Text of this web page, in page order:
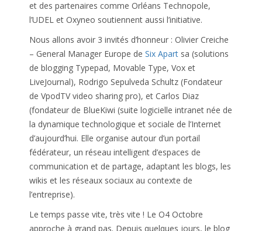
et des partenaires comme Orléans Technopole,
l’UDEL et Oxyneo soutiennent aussi l’initiative.
Nous allons avoir 3 invités d’honneur : Olivier Creiche
– General Manager Europe de Six Apart sa (solutions
de blogging Typepad, Movable Type, Vox et
LiveJournal), Rodrigo Sepulveda Schultz (Fondateur
de VpodTV video sharing pro), et Carlos Diaz
(fondateur de BlueKiwi (suite logicielle intranet née de
la dynamique technologique et sociale de l’Internet
d’aujourd’hui. Elle organise autour d’un portail
fédérateur, un réseau intelligent d’espaces de
communication et de partage, adaptant les blogs, les
wikis et les réseaux sociaux au contexte de
l’entreprise).
Le temps passe vite, très vite ! Le O4 Octobre
approche à grand pas. Depuis quelques jours, le blog